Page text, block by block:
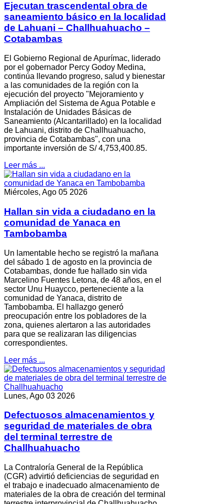
Ejecutan trascendental obra de
saneamiento básico en la localidad
de Lahuani – Challhuahuacho –
Cotabambas
El Gobierno Regional de Apurímac, liderado
por el gobernador Percy Godoy Medina,
continúa llevando progreso, salud y bienestar
a las comunidades de la región con la
ejecución del proyecto "Mejoramiento y
Ampliación del Sistema de Agua Potable e
Instalación de Unidades Básicas de
Saneamiento (Alcantarillado) en la localidad
de Lahuani, distrito de Challhuahuacho,
provincia de Cotabambas", con una
importante inversión de S/ 4,753,400.85.
Leer más ...
Miércoles, Ago 05 2026
Hallan sin vida a ciudadano en la
comunidad de Yanaca en
Tambobamba
Un lamentable hecho se registró la mañana
del sábado 1 de agosto en la provincia de
Cotabambas, donde fue hallado sin vida
Marcelino Fuentes Letona, de 48 años, en el
sector Unu Huaycco, perteneciente a la
comunidad de Yanaca, distrito de
Tambobamba. El hallazgo generó
preocupación entre los pobladores de la
zona, quienes alertaron a las autoridades
para que se realizaran las diligencias
correspondientes.
Leer más ...
Lunes, Ago 03 2026
Defectuosos almacenamientos y
seguridad de materiales de obra
del terminal terrestre de
Challhuahuacho
La Contraloría General de la República
(CGR) advirtió deficiencias de seguridad en
el trabajo e inadecuado almacenamiento de
materiales de la obra de creación del terminal